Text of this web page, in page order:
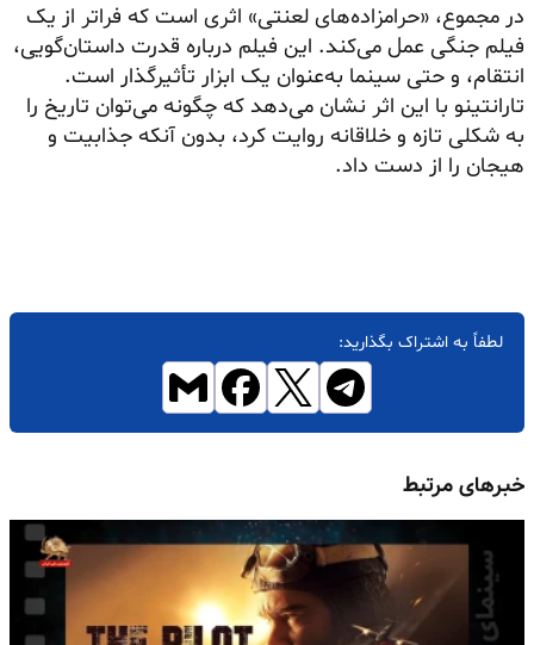
در مجموع، «حرامزاده‌های لعنتی» اثری است که فراتر از یک
فیلم جنگی عمل می‌کند. این فیلم درباره قدرت داستان‌گویی،
انتقام، و حتی سینما به‌عنوان یک ابزار تأثیرگذار است.
تارانتینو با این اثر نشان می‌دهد که چگونه می‌توان تاریخ را
به شکلی تازه و خلاقانه روایت کرد، بدون آنکه جذابیت و
هیجان را از دست داد.
لطفاً به اشتراک بگذارید:
خبرهای مرتبط